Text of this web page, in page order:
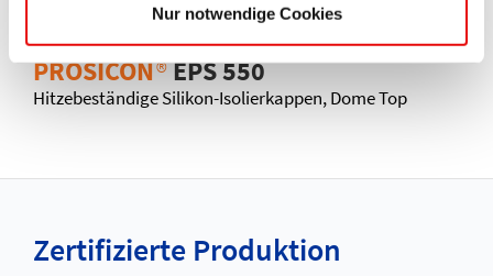
Nur notwendige Cookies
PROSICON®EPS 550
Hitzebeständige Silikon-Isolierkappen, Dome Top
Zertifizierte Produktion